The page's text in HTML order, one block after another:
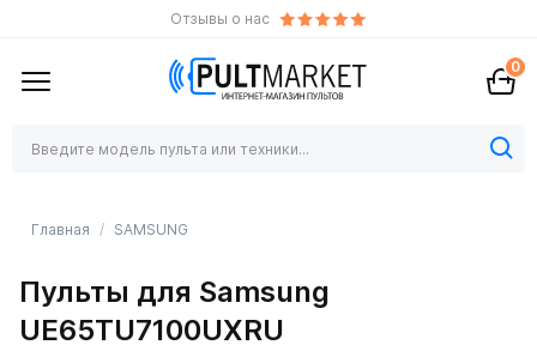
Отзывы о нас
0
Главная SAMSUNG
Пульты для Samsung
UE65TU7100UXRU